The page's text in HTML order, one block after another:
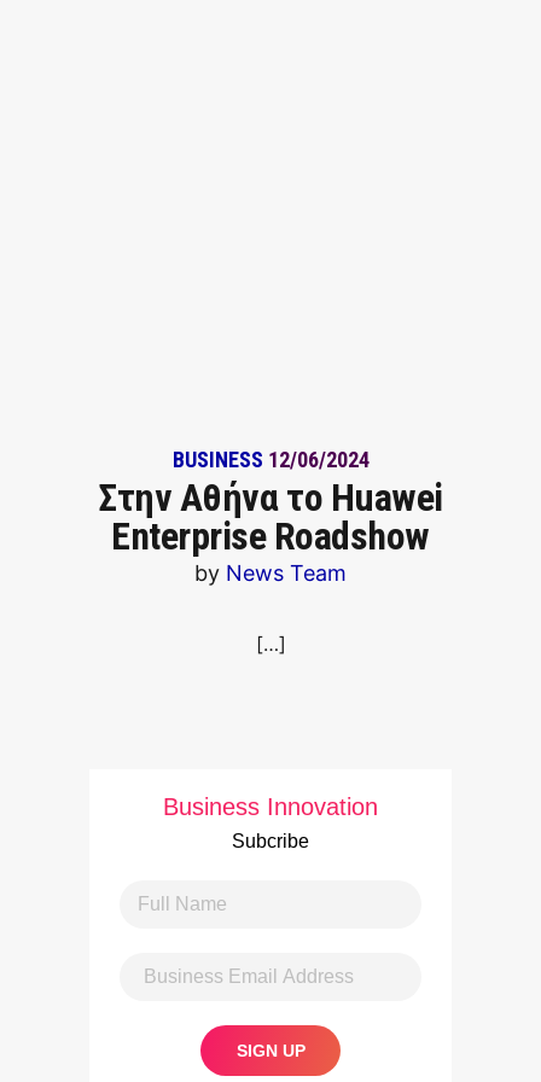
BUSINESS 12/06/2024
Στην Αθήνα το Huawei
Enterprise Roadshow
by News Team
[…]
Business Innovation
Subcribe